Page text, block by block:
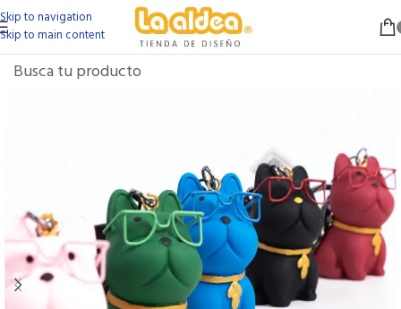
Skip to navigation
Skip to main content